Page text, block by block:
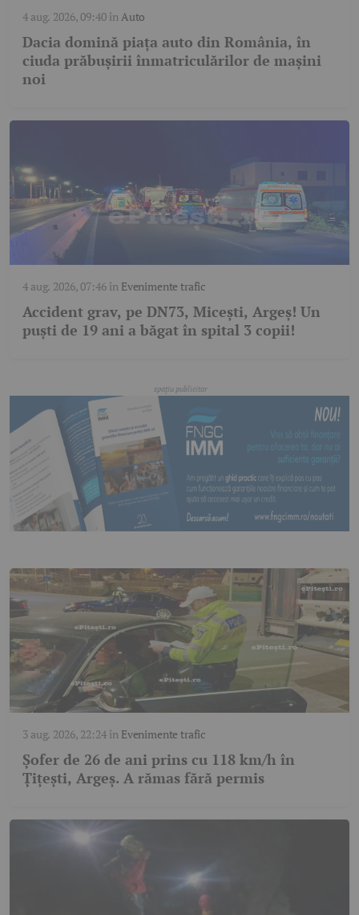
4 aug. 2026, 09:40înAuto
Dacia domină piața auto din România, în
ciuda prăbușirii înmatriculărilor de mașini
noi
4 aug. 2026, 07:46în Evenimente trafic
Accident grav, pe DN73, Micești, Argeș! Un
puști de 19 ani a băgat în spital 3 copii!
3 aug. 2026, 22:24în Evenimente trafic
Șofer de 26 de ani prins cu 118 km/h în
Țițești, Argeș. A rămas fără permis